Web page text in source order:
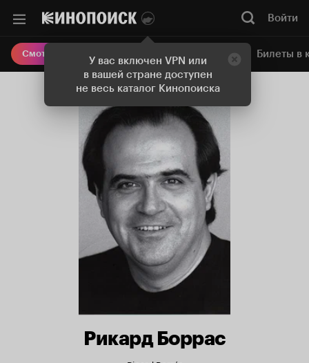
У вас включен VPN или
в вашей стране доступен
не весь каталог Кинопоиска
Войти
Смотреть кино Онлайн-кинотеатр Билеты в
Рикард Боррас